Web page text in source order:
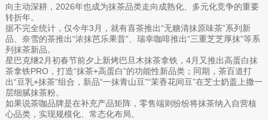
向主动深耕，2026年也成为抹茶品类走向成熟化、多元化竞争的重要
转折年。
据不完全统计，仅今年3月，就有喜茶推出“无糖清抹原味茶”系列新
品、奈雪的茶推出“浓抹芭乐果昔”、瑞幸咖啡推出“三重芝芝厚抹”等系
列抹茶新品。
星巴克继2月初春节前夕上新烤巴旦木抹茶拿铁，4月又推出高蛋白抹
茶拿铁PRO，打造“抹茶+高蛋白”的功能性新品类；同期，茶百道打
出“豆乳+抹茶”组合，新品“一抹青山豆”“茉香花间豆”在芝士奶盖上撒一
层细腻抹茶粉。
如果说茶咖品牌是在补充产品矩阵，零售端则纷纷将抹茶纳入自营核
心品类，实现规模化、常态化布局。